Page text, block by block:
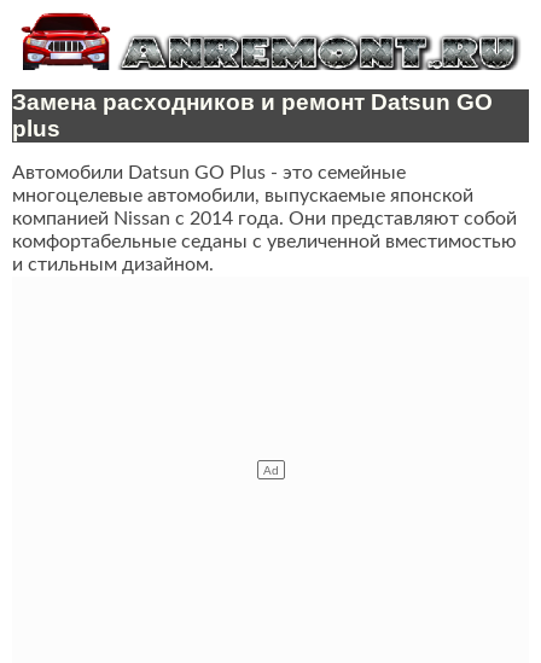
Замена расходников и ремонт Datsun GO
plus
Автомобили Datsun GO Plus - это семейные
многоцелевые автомобили, выпускаемые японской
компанией Nissan с 2014 года. Они представляют собой
комфортабельные седаны с увеличенной вместимостью
и стильным дизайном.